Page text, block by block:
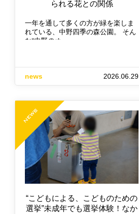
られる花との関係
一年を通して多くの方が緑を楽しま
れている、中野四季の森公園。 そん
な“中野のオ…
news 2026.06.29
“こどもによる、こどものための
選挙”未成年でも選挙体験！なか